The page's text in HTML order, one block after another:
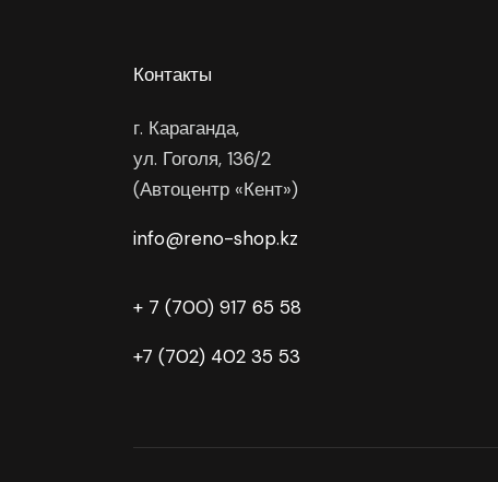
Контакты
г. Караганда,
ул. Гоголя, 136/2
(Автоцентр «Кент»)
info@reno-shop.kz
+ 7 (700) 917 65 58
+7 (702) 402 35 53